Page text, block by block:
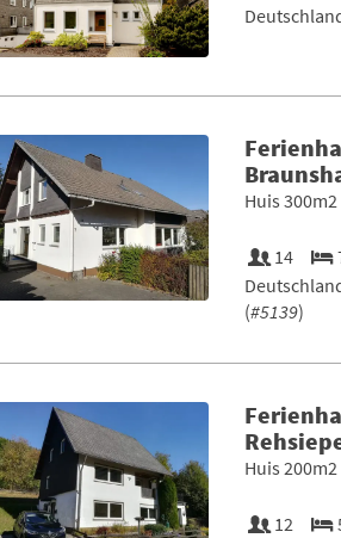
Huis
14
(#5139)
Huis
12